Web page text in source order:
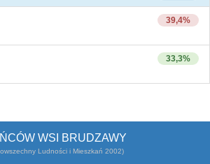
39,4%
33,3%
WSI BRUDZAWY
Ludności i Mieszkań 2002)